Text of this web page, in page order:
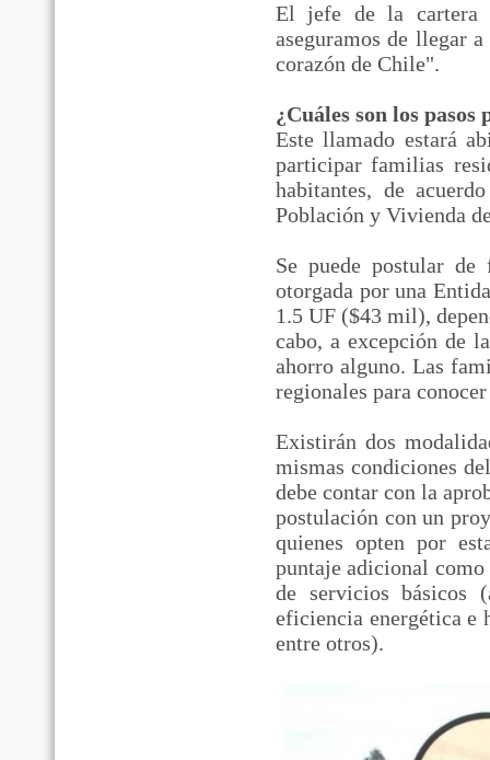
El jefe de la cartera
aseguramos de llegar
corazón de Chile".
¿Cuáles son los
Este llamado estará
participar familias
habitantes, de
Población y Vivienda
Se puede postular
otorgada por una
1.5 UF ($43 mil),
cabo, a excepción de
ahorro alguno. Las
regionales para
Existirán dos
mismas condiciones
debe contar con la
postulación con un
quienes opten por
puntaje adicional
de servicios básicos
eficiencia energética e
entre otros).